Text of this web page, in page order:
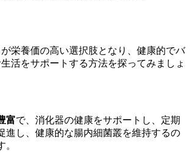
栄養価の高い選択肢となり、健康的でバ
活をサポートする方法を探ってみましょ
富で、消化器の健康をサポートし、定期
進し、健康的な腸内細菌叢を維持するの
。